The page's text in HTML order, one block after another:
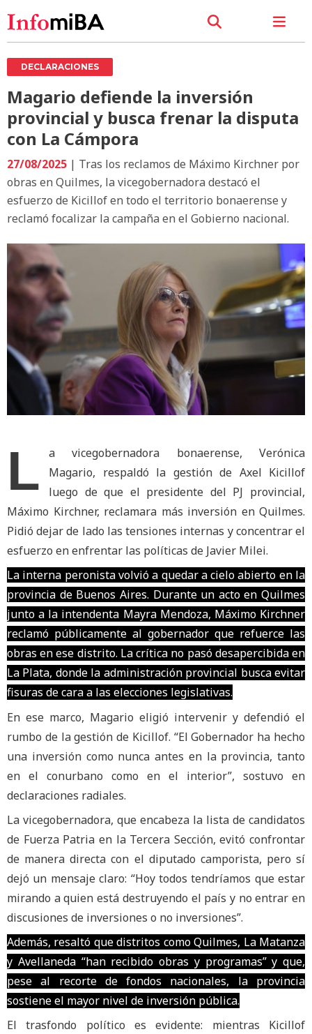
DECLARACIONES
Magario defiende la inversión
provincial y busca frenar la disputa
con La Cámpora
27/08/2025 | Tras los reclamos de Máximo Kirchner por
obras en Quilmes, la vicegobernadora destacó el
esfuerzo de Kicillof en todo el territorio bonaerense y
reclamó focalizar la campaña en el Gobierno nacional.
L
a vicegobernadora bonaerense, Verónica
Magario, respaldó la gestión de Axel Kicillof
luego de que el presidente del PJ provincial,
Máximo Kirchner, reclamara más inversión en Quilmes.
Pidió dejar de lado las tensiones internas y concentrar el
esfuerzo en enfrentar las políticas de Javier Milei.
La interna peronista volvió a quedar a cielo abierto en la
provincia de Buenos Aires. Durante un acto en Quilmes
junto a la intendenta Mayra Mendoza, Máximo Kirchner
reclamó públicamente al gobernador que refuerce las
obras en ese distrito. La crítica no pasó desapercibida en
La Plata, donde la administración provincial busca evitar
fisuras de cara a las elecciones legislativas.
En ese marco, Magario eligió intervenir y defendió el
rumbo de la gestión de Kicillof. “El Gobernador ha hecho
una inversión como nunca antes en la provincia, tanto
en el conurbano como en el interior”, sostuvo en
declaraciones radiales.
La vicegobernadora, que encabeza la lista de candidatos
de Fuerza Patria en la Tercera Sección, evitó confrontar
de manera directa con el diputado camporista, pero sí
dejó un mensaje claro: “Hoy todos tendríamos que estar
mirando a quien está destruyendo el país y no entrar en
discusiones de inversiones o no inversiones”.
Además, resaltó que distritos como Quilmes, La Matanza
y Avellaneda “han recibido obras y programas” y que,
pese al recorte de fondos nacionales, la provincia
sostiene el mayor nivel de inversión pública.
El trasfondo político es evidente: mientras Kicillof